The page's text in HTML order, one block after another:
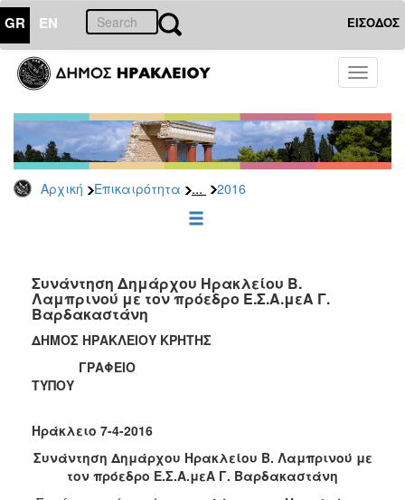
GR EN ΕΙΣΟΔΟΣ
Toggle
Αρχική Επικαιρότητα ... 2016
ΕΠΙΚΑΙΡΟΤΗΤΑ
Τύπου
Αρχείο
2026
2025
2022
2021
2020
2019
2018
2015
Συνάντηση Δημάρχου Ηρακλείου Β.
Λαμπρινού με τον πρόεδρο Ε.Σ.Α.μεΑ Γ.
Βαρδακαστάνη
ΔΗΜΟΣ ΗΡΑΚΛΕΙΟΥ ΚΡΗΤΗΣ
ΓΡΑΦΕΙΟ
ΤΥΠΟΥ
Ηράκλειο 7-4-2016
Συνάντηση Δημάρχου Ηρακλείου Β. Λαμπρινού με
τον πρόεδρο Ε.Σ.Α.μεΑ Γ. Βαρδακαστάνη